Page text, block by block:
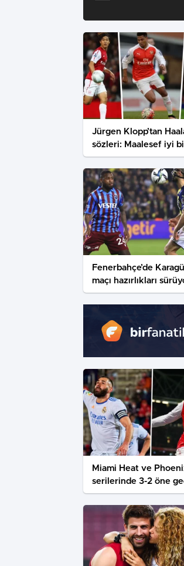
Jürgen Klopp’tan
sözleri: Maalesef iyi
transfer
Fenerbahçe’de
maçı hazırlıkları
Miami Heat ve
serilerinde 3-2 öne